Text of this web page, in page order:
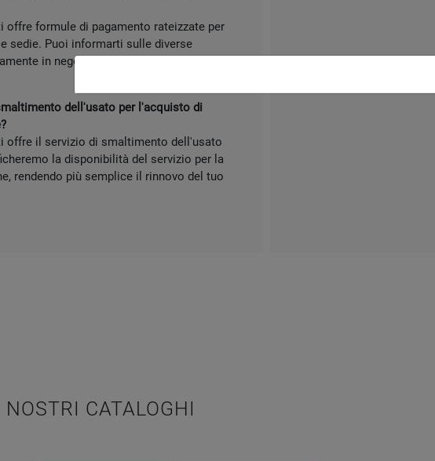
offre formule di pagamento rateizzate per
sedie. Puoi informarti sulle diverse
in negozio per trovare quella più
dell'usato per l'acquisto di
offre il servizio di smaltimento dell'usato
la disponibilità del servizio per la
rendendo più semplice il rinnovo del tuo
CATALOGHI